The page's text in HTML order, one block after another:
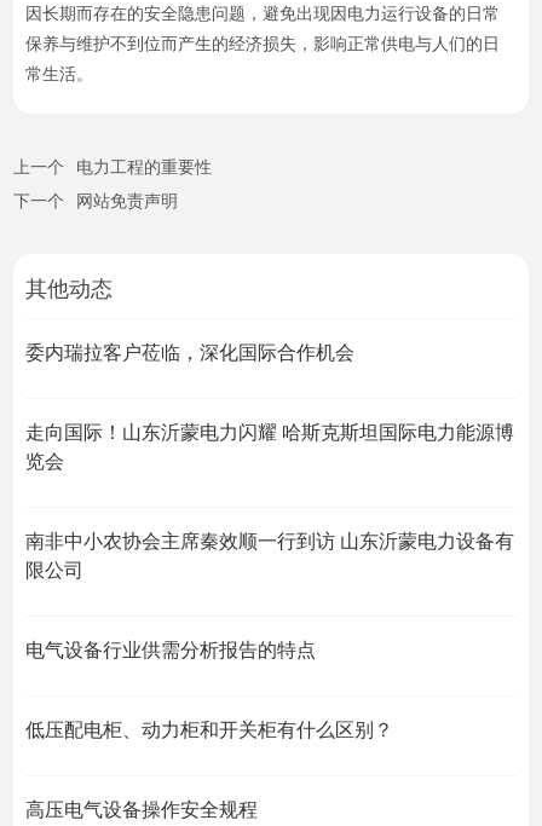
因长期而存在的安全隐患问题，避免出现因电力运行设备的日常
保养与维护不到位而产生的经济损失，影响正常供电与人们的日
常生活。
上一个 电力工程的重要性
网站免责声明
下一个
其他动态
委内瑞拉客户莅临，深化国际合作机会
走向国际！山东沂蒙电力闪耀 哈斯克斯坦国际电力能源博
览会
南非中小农协会主席秦效顺一行到访 山东沂蒙电力设备有
限公司
电气设备行业供需分析报告的特点
低压配电柜、动力柜和开关柜有什么区别？
高压电气设备操作安全规程